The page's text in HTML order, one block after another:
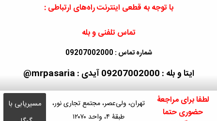
با توجه به قطعی اینترنت راه‌های ارتباطی :
تماس تلفنی و بله
شماره تماس : 09207002000
ایتا و بله : 09207002000 آیدی : mrpasaria@
لطفا برای مراجعۀ
حضوری حتما
تهران، ولی‌عصر، مجتمع تجاری نور،
طبقۀ ۴، واحد ۱۲۰۷۰
مسیریابی با